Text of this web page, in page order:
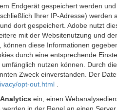
Endgerät gespeichert werden
Ihrer IP-Adresse)
dort gespeichert. Adobe nutzt
mit der Websitenutzung und
können diese Informationen
durch eine entsprechende
nutzen können. Durch
Zweck einverstanden. Der
opt-out.html
ein, einen